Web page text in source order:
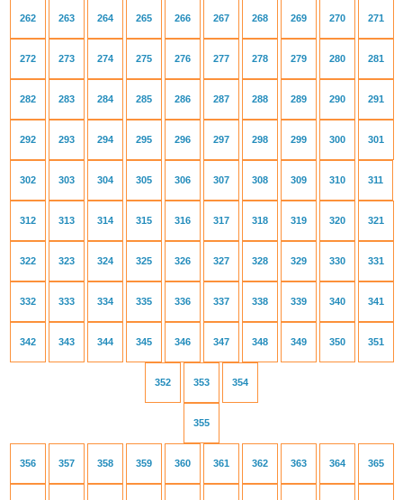
262 263 264 265 266 267 268 269 270 271
272 273 274 275 276 277 278 279 280 281
282 283 284 285 286 287 288 289 290 291
292 293 294 295 296 297 298 299 300 301
302 303 304 305 306 307 308 309 310 311
312 313 314 315 316 317 318 319 320 321
322 323 324 325 326 327 328 329 330 331
332 333 334 335 336 337 338 339 340 341
342 343 344 345 346 347 348 349 350 351
352 353 354
355
356 357 358 359 360 361 362 363 364 365